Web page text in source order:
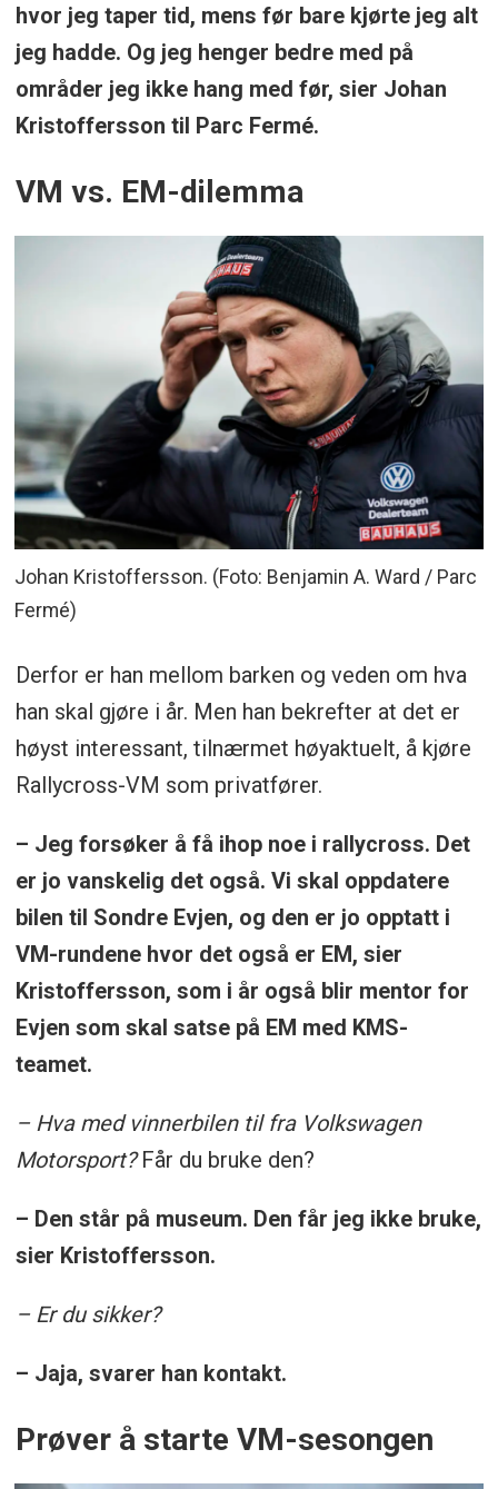
hvor jeg taper tid, mens før bare kjørte jeg alt
jeg hadde. Og jeg henger bedre med på
områder jeg ikke hang med før, sier Johan
Kristoffersson til Parc Fermé.
VM vs. EM-dilemma
Johan Kristoffersson. (Foto: Benjamin A. Ward / Parc
Fermé)
Derfor er han mellom barken og veden om hva
han skal gjøre i år. Men han bekrefter at det er
høyst interessant, tilnærmet høyaktuelt, å kjøre
Rallycross-VM som privatfører.
– Jeg forsøker å få ihop noe i rallycross. Det
er jo vanskelig det også. Vi skal oppdatere
bilen til Sondre Evjen, og den er jo opptatt i
VM-rundene hvor det også er EM, sier
Kristoffersson, som i år også blir mentor for
Evjen som skal satse på EM med KMS-
teamet.
– Hva med vinnerbilen til fra Volkswagen
Motorsport?Får du bruke den?
– Den står på museum. Den får jeg ikke bruke,
sier Kristoffersson.
– Er du sikker?
– Jaja, svarer han kontakt.
Prøver å starte VM-sesongen